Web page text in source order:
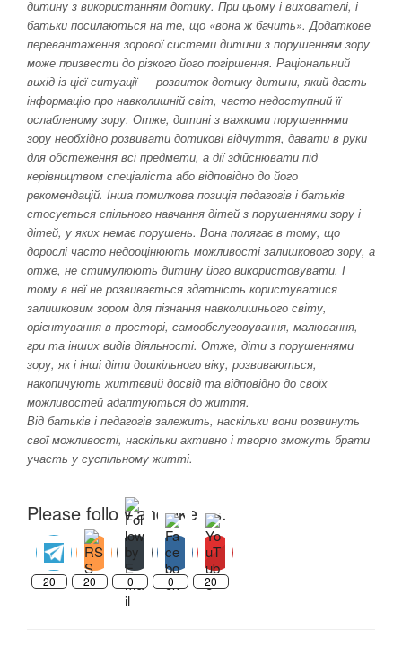
дитину з використанням дотику. При цьому і вихователі, і
батьки посилаються на те, що «вона ж бачить». Додаткове
перевантаження зорової системи дитини з порушенням зору
може призвести до різкого його погіршення. Раціональний
вихід із цієї ситуації — розвиток дотику дитини, який дасть
інформацію про навколишній світ, часто недоступний її
ослабленому зору. Отже, дитині з важкими порушеннями
зору необхідно розвивати дотикові відчуття, давати в руки
для обстеження всі предмети, а дії здійснювати під
керівництвом спеціаліста або відповідно до його
рекомендацій. Інша помилкова позиція педагогів і батьків
стосується спільного навчання дітей з порушеннями зору і
дітей, у яких немає порушень. Вона полягає в тому, що
дорослі часто недооцінюють можливості залишкового зору, а
отже, не стимулюють дитину його використовувати. І
тому в неї не розвивається здатність користуватися
залишковим зором для пізнання навколишнього світу,
орієнтування в просторі, самообслуговування, малювання,
гри та інших видів діяльності. Отже, діти з порушеннями
зору, як і інші діти дошкільного віку, розвиваються,
накопичують життєвий досвід та відповідно до своїх
можливостей адаптуються до життя.
Від батьків і педагогів залежить, наскільки вони розвинуть
свої можливості, наскільки активно і творчо зможуть брати
участь у суспільному житті.
Please follow and like us:
20 20 0 0 20